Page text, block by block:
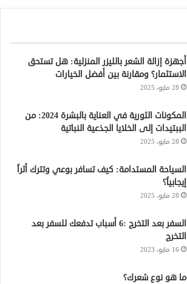
ب
و
ك
ت
ر
ت
ي
ي
ت
ت
ق
ا
ص
ا
م
ق
أجهزة إزالة الشعر بالليزر المنزلية: هل تستحق
الاستثمار؟ ومقارنة بين أفضل الخيارات
28 مايو، 2025
المكونات الثورية في العناية بالبشرة 2024: من
الببتيدات إلى الخلايا الجذعية النباتية
28 مايو، 2025
السياحة المستدامة: كيف تسافر بوعي وتترك أثراً
إيجابياً؟
28 مايو، 2025
السفر بعد التخرج :6 أسباب تدفعك للسفر بعد
التخرج
16 مايو، 2023
ما هو نوع شعرك؟